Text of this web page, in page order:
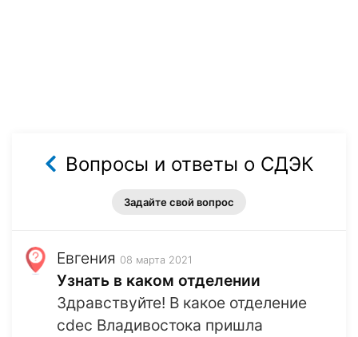
Вопросы и ответы о СДЭК
Задайте свой вопрос
Евгения 08 марта 2021
Узнать в каком отделении
Здравствуйте! В какое отделение
cdec Владивостока пришла